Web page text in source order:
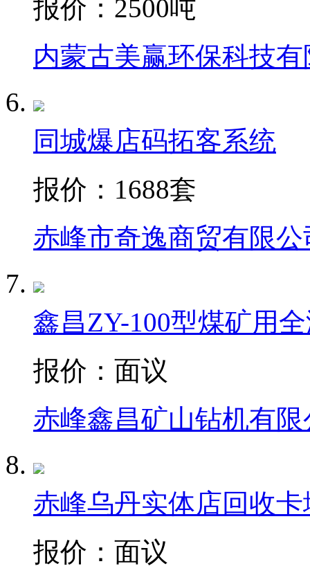
报价： 2500吨
内蒙古美赢环保科技
同城爆店码拓客系统
报价： 1688套
赤峰市奇逸商贸有限公
鑫昌ZY-100型煤矿用
报价： 面议
赤峰鑫昌矿山钻机有限
赤峰乌丹实体店回收
报价： 面议